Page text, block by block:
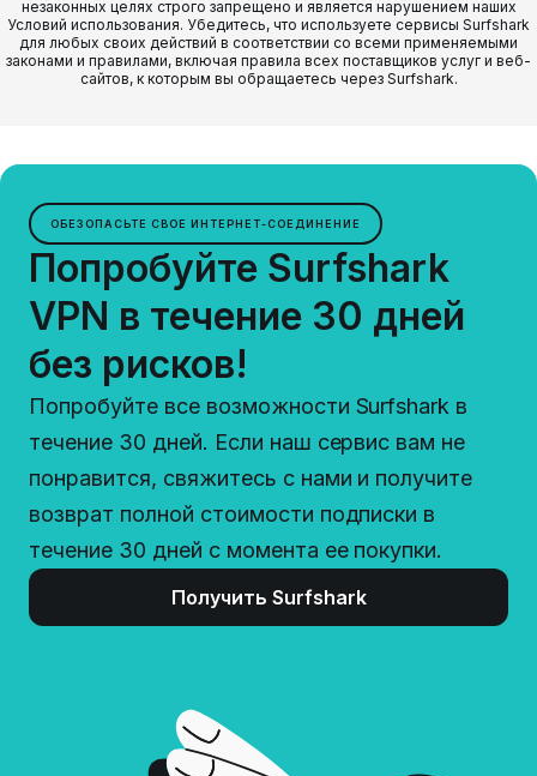
незаконных целях строго запрещено и является нарушением наших
Условий использования. Убедитесь, что используете сервисы Surfshark
для любых своих действий в соответствии со всеми применяемыми
законами и правилами, включая правила всех поставщиков услуг и веб-
сайтов, к которым вы обращаетесь через Surfshark.
ОБЕЗОПАСЬТЕ СВОЕ ИНТЕРНЕТ-СОЕДИНЕНИЕ
Попробуйте Surfshark
VPN в течение 30 дней
без рисков!
Попробуйте все возможности Surfshark в
течение 30 дней. Если наш сервис вам не
понравится, свяжитесь с нами и получите
возврат полной стоимости подписки в
течение 30 дней с момента ее покупки.
Получить Surfshark